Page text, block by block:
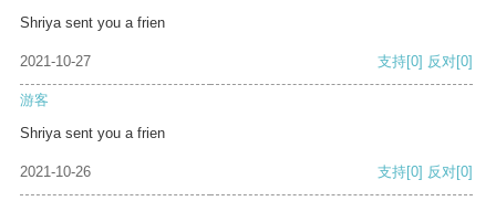
Shriya sent you a frien
2021-10-27 支持[0] 反对[0]
游客
Shriya sent you a frien
2021-10-26 支持[0] 反对[0]